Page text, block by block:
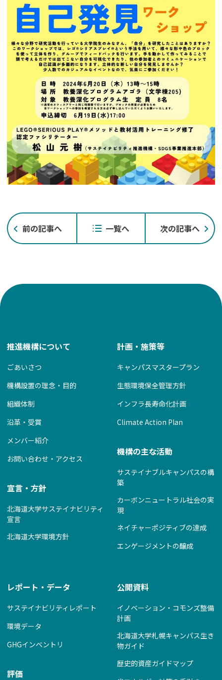
稿
ナ
前の記事へ 一覧へ 次の記事へ
推進機構について
ごあいさつ
機構設置の理念・目的
組織体制
沿革・受賞
メンバー紹介
お問い合わせ・アクセス
宣言・方針
北海道大学サステイナビリティ
宣言
北海道大学環境方針
計画・施策等
キャンパスマスタープラン
生態環境保全管理方針
インフラ長寿命化計画
Climate Action Plan
機構の主な活動
サステイナブルキャンパスの構
築
カーボンニュートラル社会の実
現
ネイチャーポジティブの達成
エンゲージメントの醸成
レポート・データ
サステイナビリティレポート
環境データ
GHGインベントリ
評価
公開資料
イノベーション・コモンズ整備
計画
北海道大学札幌キャンパス生き
物ガイド
歴史的資産ガイドマップ